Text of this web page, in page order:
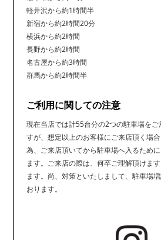
軽井沢から約1時間半
新宿から約2時間20分
横浜から約2時間
長野から約2時間
名古屋から約3時間
群馬から約2時間半
ご利用に関しての注意
現在当店では計55台分の2つの駐車場をご
すが、想定以上のお客様にご来店頂く場
為、ご来店頂いてから駐車場へ入るため
ます。ご来店の際は、何卒ご理解頂けま
ます。尚、対策といたしまして、駐車場
おります。